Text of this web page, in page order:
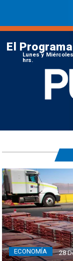
El
Lunes y
hrs.
ECONOMÍA 28